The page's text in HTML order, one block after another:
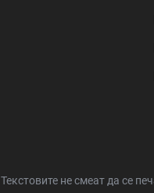
Текстовите не смеат да се